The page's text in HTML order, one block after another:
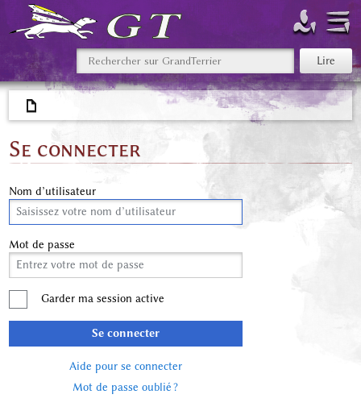
Se connecter
Nom d’utilisateur
Mot de passe
Garder ma session active
Se connecter
Aide pour se connecter
Mot de passe oublié ?